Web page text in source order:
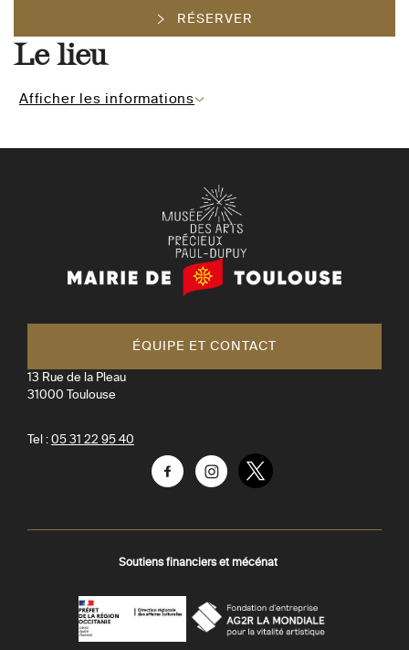
RÉSERVER
Le lieu
Afficher les informations
Mairie
de
ÉQUIPE ET CONTACT
13 Rue de la Pleau
31000
Toulouse
Tel : 05 31 22 95 40
FacebookInstagramTwitter
Soutiens financiers et mécénat